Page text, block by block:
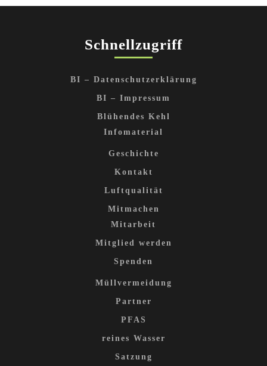
Schnellzugriff
BI – Datenschutzerklärung
BI – Impressum
Blühendes Kehl
Infomaterial
Geschichte
Kontakt
Luftqualität
Mitmachen
Mitarbeit
Mitglied werden
Spenden
Müllvermeidung
Partner
PFAS
reines Wasser
Satzung